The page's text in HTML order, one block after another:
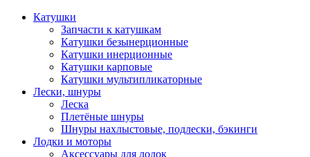
Катушки
Запчасти к катушкам
Катушки безынерционные
Катушки инерционные
Катушки карповые
Катушки мультипликаторные
Лески, шнуры
Леска
Плетёные шнуры
Шнуры нахлыстовые, подлески, бэкинги
Лодки и моторы
Аксессуары для лодок